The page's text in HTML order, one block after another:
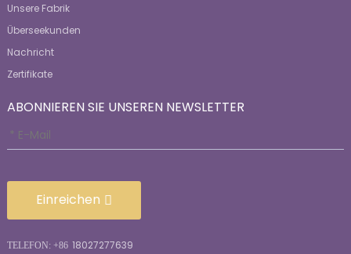
Unsere Fabrik
Überseekunden
Nachricht
Zertifikate
ABONNIEREN SIE UNSEREN NEWSLETTER
Einreichen
TELEFON: +86 18027277639